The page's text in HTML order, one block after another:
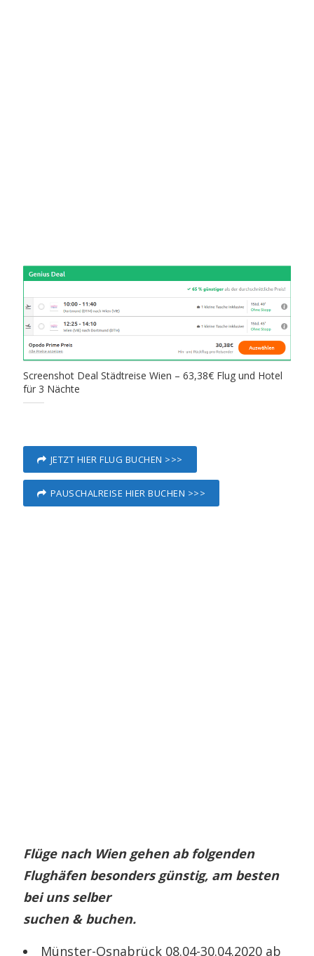
Screenshot Deal Städtreise Wien – 63,38€ Flug und Hotel
für 3 Nächte
JETZT HIER FLUG BUCHEN >>>
PAUSCHALREISE HIER BUCHEN >>>
Flüge nach Wien gehen ab folgenden
Flughäfen besonders günstig, am besten
bei uns selber
suchen & buchen.
Münster-Osnabrück 08.04-30.04.2020 ab